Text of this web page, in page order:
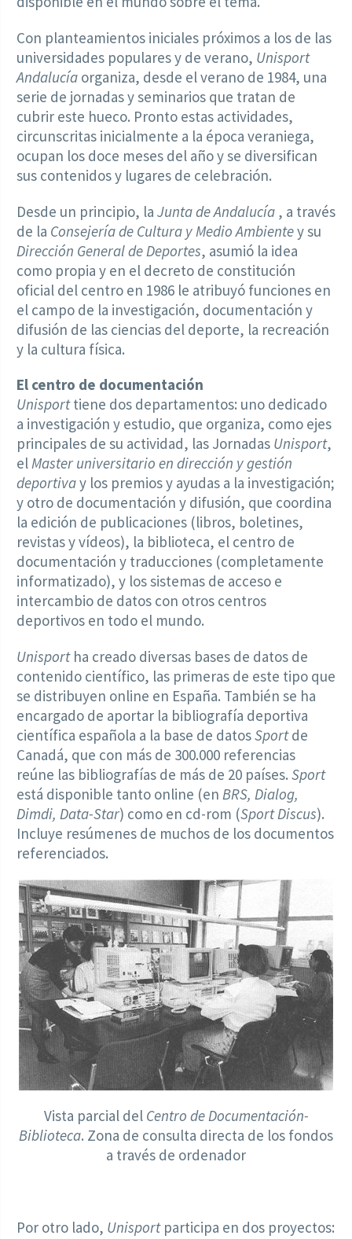
Con planteamientos iniciales próximos a los de las
universidades populares y de verano, Unisport
Andalucía organiza, desde el verano de 1984, una
serie de jornadas y seminarios que tratan de
cubrir este hueco. Pronto estas actividades,
circunscritas inicialmente a la época veraniega,
ocupan los doce meses del año y se diversifican
sus contenidos y lugares de celebración.
Desde un principio, la Junta de Andalucía , a través
de la Consejería de Cultura y Medio Ambientey su
Dirección General de Deportes, asumió la idea
como propia y en el decreto de constitución
oficial del centro en 1986 le atribuyó funciones en
el campo de la investigación, documentación y
difusión de las ciencias del deporte, la recreación
y la cultura física.
El centro de documentación
Unisporttiene dos departamentos: uno dedicado
a investigación y estudio, que organiza, como ejes
principales de su actividad, las Jornadas Unisport,
elMaster universitario en dirección y gestión
deportivay los premios y ayudas a la investigación;
y otro de documentación y difusión, que coordina
la edición de publicaciones (libros, boletines,
revistas y vídeos), la biblioteca, el centro de
documentación y traducciones (completamente
informatizado), y los sistemas de acceso e
intercambio de datos con otros centros
deportivos en todo el mundo.
Unisportha creado diversas bases de datos de
contenido científico, las primeras de este tipo que
se distribuyen online en España. También se ha
encargado de aportar la bibliografía deportiva
científica española a la base de datosSportde
Canadá, que con más de 300.000 referencias
reúne las bibliografías de más de 20 países. Sport
está disponible tanto online (en BRS, Dialog,
Dimdi, Data-Star) como en cd-rom (Sport Discus).
Incluye resúmenes de muchos de los documentos
referenciados.
Vista parcial del Centro de Documentación-
Biblioteca. Zona de consulta directa de los fondos
a través de ordenador
Por otro lado, Unisportparticipa en dos proyectos: